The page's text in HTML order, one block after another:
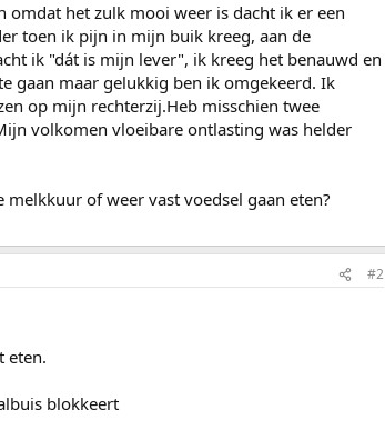
omdat het zulk mooi weer is dacht ik er een
toen ik pijn in mijn buik kreeg, aan de
ik "dát is mijn lever", ik kreeg het benauwd en
gaan maar gelukkig ben ik omgekeerd. Ik
op mijn rechterzij.Heb misschien twee
volkomen vloeibare ontlasting was helder
of weer vast voedsel gaan eten?
#2
eten.
blokkeert